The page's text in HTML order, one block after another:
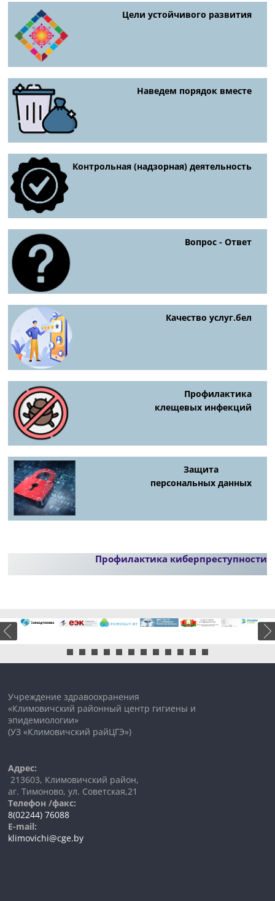
Цели устойчивого развития
Наведем порядок вместе
Контрольная (надзорная) деятельность
Вопрос - Ответ
Качество услуг.бел
Профилактика
клещевых инфекций
Защита
персональных данных
Профилактика киберпреступности
Учреждение здравоохранения
«Климовичский районный центр гигиены и
эпидемиологии»
(УЗ «Климовичский райЦГЭ»)
Адрес:
213603, Климовичский район,
аг. Тимоново, ул. Советская,21
Телефон /факс:
8(02244) 76088
E-mail:
klimovichi@cge.by